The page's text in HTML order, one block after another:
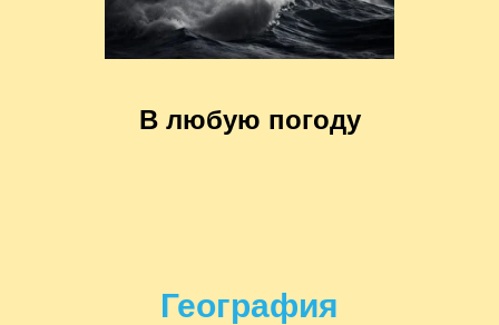
В любую погоду
География